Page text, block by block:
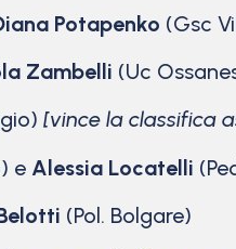
Potapenko (Gsc
Zambelli (Uc
[vince la classifica
e Alessia Locatelli
(Pol. Bolgare)